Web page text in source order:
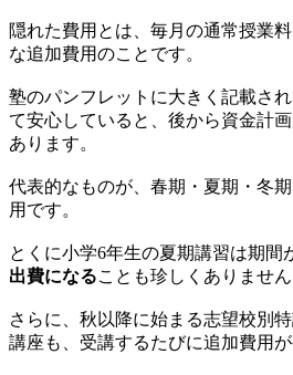
隠れた費用とは、毎月の通常授業
な追加費用のことです。
塾のパンフレットに大きく記載さ
て安心していると、後から資金計
あります。
代表的なものが、春期・夏期・冬
用です。
とくに小学6年生の夏期講習は期間
出費になることも珍しくありません
さらに、秋以降に始まる志望校別
講座も、受講するたびに追加費用が